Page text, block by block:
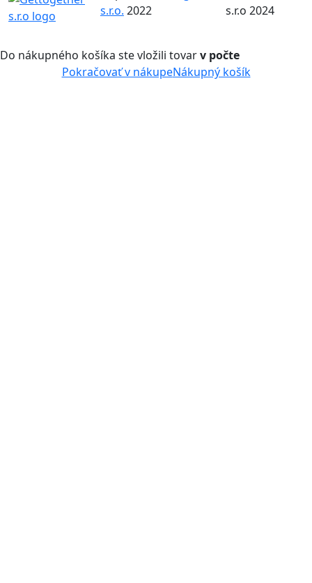
s.r.o. 2022
s.r.o 2024
Do nákupného košíka ste vložili tovarv počte
Pokračovať v nákupeNákupný košík